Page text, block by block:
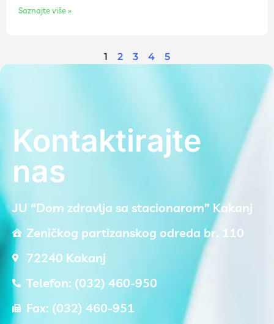
Saznajte više »
1 2 3 4 5
Kontaktirajte
nas
JU “Dom zdravlja sa stacionarom” Kakanj
Zeničkog partizanskog odreda br. 110
72240 Kakanj
Telefon: (032) 460-950
Fax: (032) 460-951